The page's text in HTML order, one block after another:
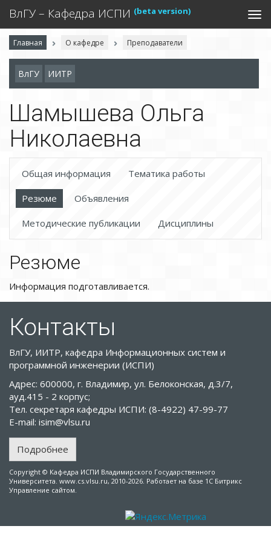
ВлГУ – Кафедра ИСПИ (beta version)
Главная О кафедре Преподаватели
ВлГУ ИИТР
Шамышева Ольга
Николаевна
Общая информация Тематика работы
Резюме Объявления
Методические публикации Дисциплины
Резюме
Информация подготавливается.
Контакты
ВлГУ, ИИТР, кафедра Информационных систем и
программной инженерии (ИСПИ)
Адрес: 600000, г. Владимир, ул. Белоконская, д.3/7,
ауд.415 - 2 корпус;
Тел. секретаря кафедры ИСПИ: (8-4922) 47-99-77
E-mail: isim@vlsu.ru
Подробнее
Copyright © Кафедра ИСПИ Владимирского Государственного
Университета. www.cs.vlsu.ru, 2010-2026. Работает на базе 1С Битрикс
Управление сайтом.